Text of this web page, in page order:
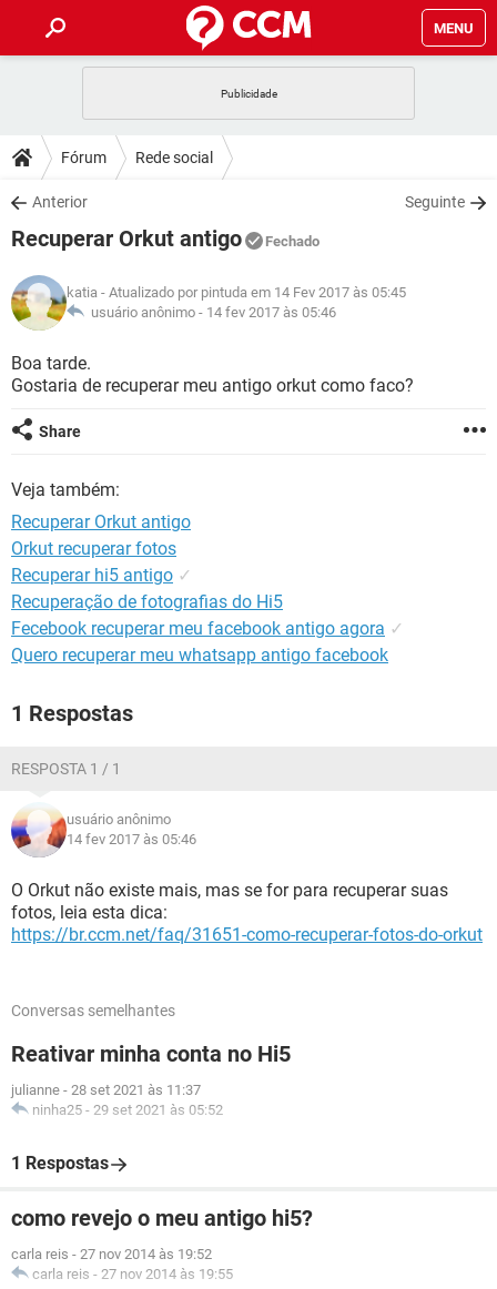
MENU
CELULAR
OUTLOOK
INSTAGRAM GMAIL
GUIA DE COMPRAS
DICAS
JOGOS
INSTAGRAM GMAIL
GUIA DE COMPRAS
DOWNLOADS
JOGOS WHATSAPP
CELULAR
OUTLOOK EXCEL
INSTAGRAM
GUIA DE COMPRAS
FÓRUM
JOGOS WHATSAPP
CELULAR
OUTLOOK
GLOSSÁRIO
CELULAR FACEBOOK
OUTLOOK
GUIA DE COMPRAS
Fórum Rede social
Anterior Seguinte
Recuperar Orkut antigo Fechado
katia - Atualizado por pintuda em 14 Fev 2017 às 05:45
usuário anônimo - 14 fev 2017 às 05:46
Boa tarde.
Gostaria de recuperar meu antigo orkut como faco?
Share
Veja também:
Recuperar Orkut antigo
Orkut recuperar fotos
Recuperar hi5 antigo ✓
Recuperação de fotografias do Hi5
Fecebook recuperar meu facebook antigo agora ✓
Quero recuperar meu whatsapp antigo facebook
1 Respostas
RESPOSTA 1 / 1
usuário anônimo
14 fev 2017 às 05:46
O Orkut não existe mais, mas se for para recuperar suas
fotos, leia esta dica:
https://br.ccm.net/faq/31651-como-recuperar-fotos-do-orkut
Conversas semelhantes
Reativar minha conta no Hi5
julianne - 28 set 2021 às 11:37
ninha25 - 29 set 2021 às 05:52
1 Respostas
como revejo o meu antigo hi5?
carla reis - 27 nov 2014 às 19:52
carla reis - 27 nov 2014 às 19:55